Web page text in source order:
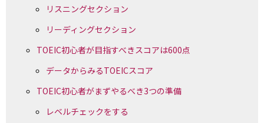
リスニングセクション
リーディングセクション
TOEIC初心者が目指すべきスコアは600点
データからみるTOEICスコア
TOEIC初心者がまずやるべき3つの準備
レベルチェックをする